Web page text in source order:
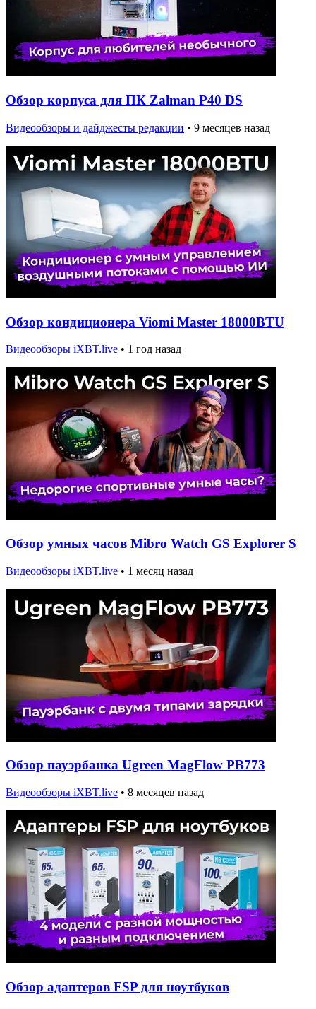
Обзор корпуса для ПК Zalman P40 DS
Видеообзоры и дайджесты редакции • 9 месяцев назад
Обзор кондиционера Viomi Master 18000BTU
Видеообзоры iXBT.live • 1 год назад
Обзор умных часов Mibro Watch GS Explorer S
Видеообзоры iXBT.live • 1 месяц назад
Обзор пауэрбанка Ugreen MagFlow PB773
Видеообзоры iXBT.live • 8 месяцев назад
Обзор адаптеров FSP для ноутбуков